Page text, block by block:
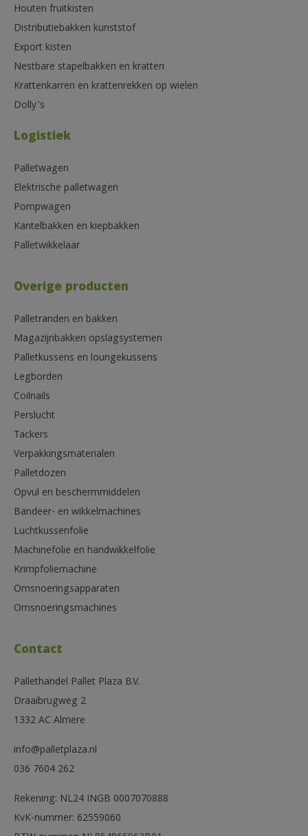
Houten fruitkisten
Distributiebakken kunststof
Export kisten
Nestbare stapelbakken en kratten
Krattenkarren en krattenrekken op wielen
Dolly’s
Logistiek
Palletwagen
Elektrische palletwagen
Pompwagen
Kantelbakken en kiepbakken
Palletwikkelaar
Overige producten
Palletranden en bakken
Magazijnbakken opslagsystemen
Palletkussens en loungekussens
Legborden
Coilnails
Perslucht
Tackers
Verpakkingsmaterialen
Palletdozen
Opvul en beschermmiddelen
Bandeer- en wikkelmachines
Luchtkussenfolie
Machinefolie en handwikkelfolie
Krimpfoliemachine
Omsnoeringsapparaten
Omsnoeringsmachines
Contact
Pallethandel Pallet Plaza B.V.
Draaibrugweg 2
1332 AC Almere
info@palletplaza.nl
036 7604 262
Rekening: NL24 INGB 0007070888
KvK-nummer: 62559060